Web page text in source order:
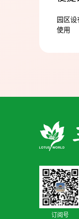
园区
使用
订阅号